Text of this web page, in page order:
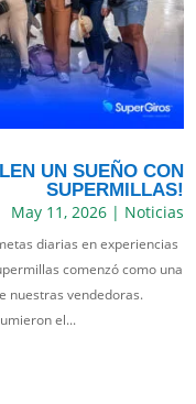
UN SUEÑO CON
SUPERMILLAS!
May 11, 2026| Noticias
diarias en experiencias
comenzó como una
nuestras vendedoras.
el...